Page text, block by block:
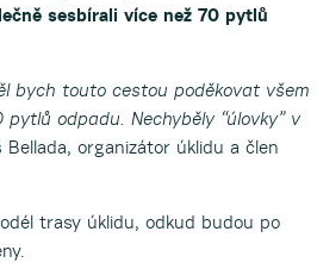
sesbírali více než 70 pytlů
bych touto cestou poděkovat všem
odpadu. Nechyběly “úlovky” v
organizátor úklidu a člen
trasy úklidu, odkud budou po